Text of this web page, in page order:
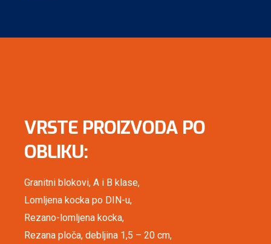
VRSTE PROIZVODA PO
OBLIKU:
Granitni blokovi, A i B klase,
Lomljena kocka po DIN-u,
Rezano-lomljena kocka,
Rezana ploča, debljina 1,5 – 20 cm,